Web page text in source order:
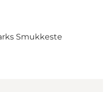
Smukkeste